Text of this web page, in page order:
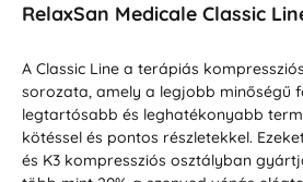
RelaxSan Medicale Classic
A Classic Line a terápiás
sorozata, amely a legjobb minőségű
legtartósabb és leghatékonyabb
kötéssel és pontos részletekkel.
és K3 kompressziós osztályban